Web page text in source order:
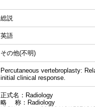
総説
英語
その他(不明)
Percutaneous vertebroplasty:
initial clinical response.
正式名：Radiology
略 称：Radiology